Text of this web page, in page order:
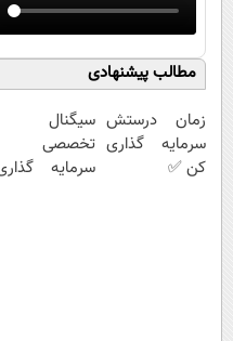
مطالب پیشنهادی
زمان درستش
سرمایه گذاری
کن ✅
سیگنال
تخصصی
سرمایه